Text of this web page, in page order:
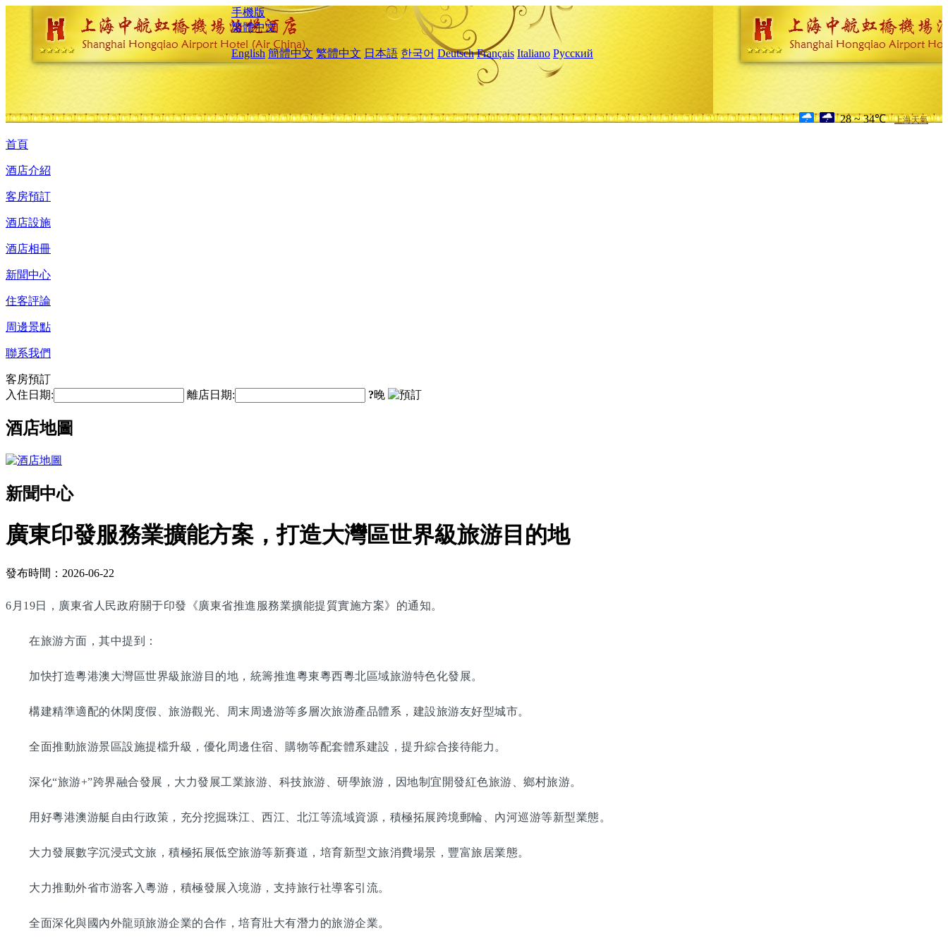
手機版
繁體中文
English 簡體中文 繁體中文 日本語 한국어 Deutsch Français Italiano Русский
28 ~ 34℃ 上海天氣
首頁
酒店介紹
客房預訂
酒店設施
酒店相冊
新聞中心
住客評論
周邊景點
聯系我們
客房預訂
入住日期:
離店日期: ?晚
酒店地圖
新聞中心
廣東印發服務業擴能方案，打造大灣區世界級旅游目的地
發布時間：2026-06-22
6月19日，廣東省人民政府關于印發《廣東省推進服務業擴能提質實施方案》的通知。
在旅游方面，其中提到：
加快打造粵港澳大灣區世界級旅游目的地，統籌推進粵東粵西粵北區域旅游特色化發展。
構建精準適配的休閑度假、旅游觀光、周末周邊游等多層次旅游產品體系，建設旅游友好型城市。
全面推動旅游景區設施提檔升級，優化周邊住宿、購物等配套體系建設，提升綜合接待能力。
深化“旅游+”跨界融合發展，大力發展工業旅游、科技旅游、研學旅游，因地制宜開發紅色旅游、鄉村旅游。
用好粵港澳游艇自由行政策，充分挖掘珠江、西江、北江等流域資源，積極拓展跨境郵輪、內河巡游等新型業態。
大力發展數字沉浸式文旅，積極拓展低空旅游等新賽道，培育新型文旅消費場景，豐富旅居業態。
大力推動外省市游客入粵游，積極發展入境游，支持旅行社導客引流。
全面深化與國內外龍頭旅游企業的合作，培育壯大有潛力的旅游企業。